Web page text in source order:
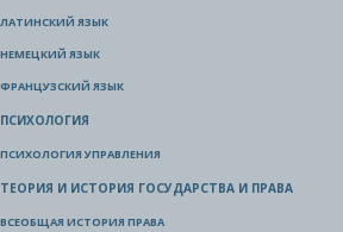
ЛАТИНСКИЙ ЯЗЫК
НЕМЕЦКИЙ ЯЗЫК
ФРАНЦУЗСКИЙ ЯЗЫК
ПСИХОЛОГИЯ
ПСИХОЛОГИЯ УПРАВЛЕНИЯ
ТЕОРИЯ И ИСТОРИЯ ГОСУДАРСТВА И ПРАВА
ВСЕОБЩАЯ ИСТОРИЯ ПРАВА